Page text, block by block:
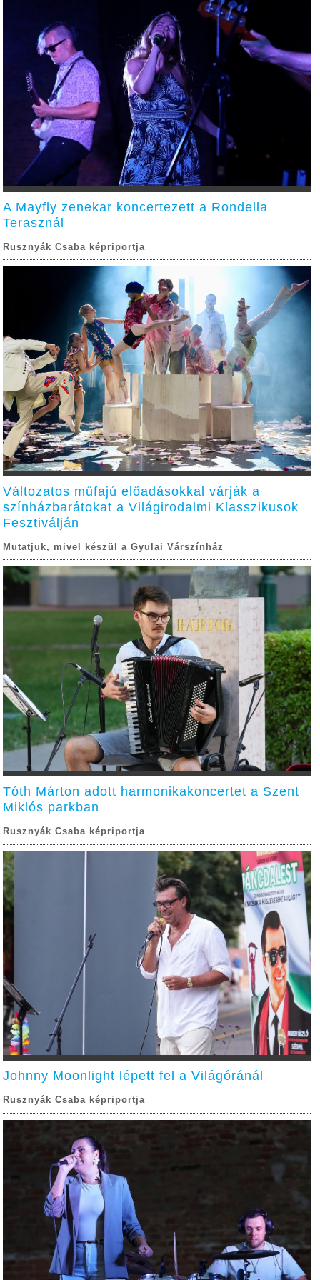
A Mayfly zenekar koncertezett a Rondella
Terasznál
Rusznyák Csaba képriportja
Változatos műfajú előadásokkal várják a
színházbarátokat a Világirodalmi Klasszikusok
Fesztiválján
Mutatjuk, mivel készül a Gyulai Várszínház
Tóth Márton adott harmonikakoncertet a Szent
Miklós parkban
Rusznyák Csaba képriportja
Johnny Moonlight lépett fel a Világóránál
Rusznyák Csaba képriportja